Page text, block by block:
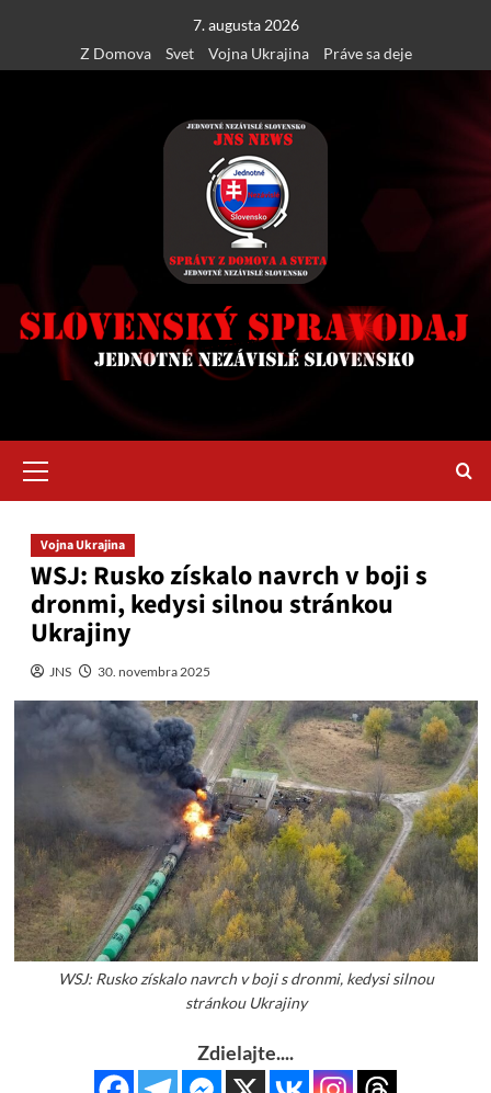
content
7. augusta 2026
Z Domova
Svet Vojna Ukrajina Práve sa deje
Menu
Vojna Ukrajina
WSJ: Rusko získalo navrch v boji s
dronmi, kedysi silnou stránkou
Ukrajiny
JNS 30. novembra 2025
WSJ: Rusko získalo navrch v boji s dronmi, kedysi silnou
stránkou Ukrajiny
Zdielajte....